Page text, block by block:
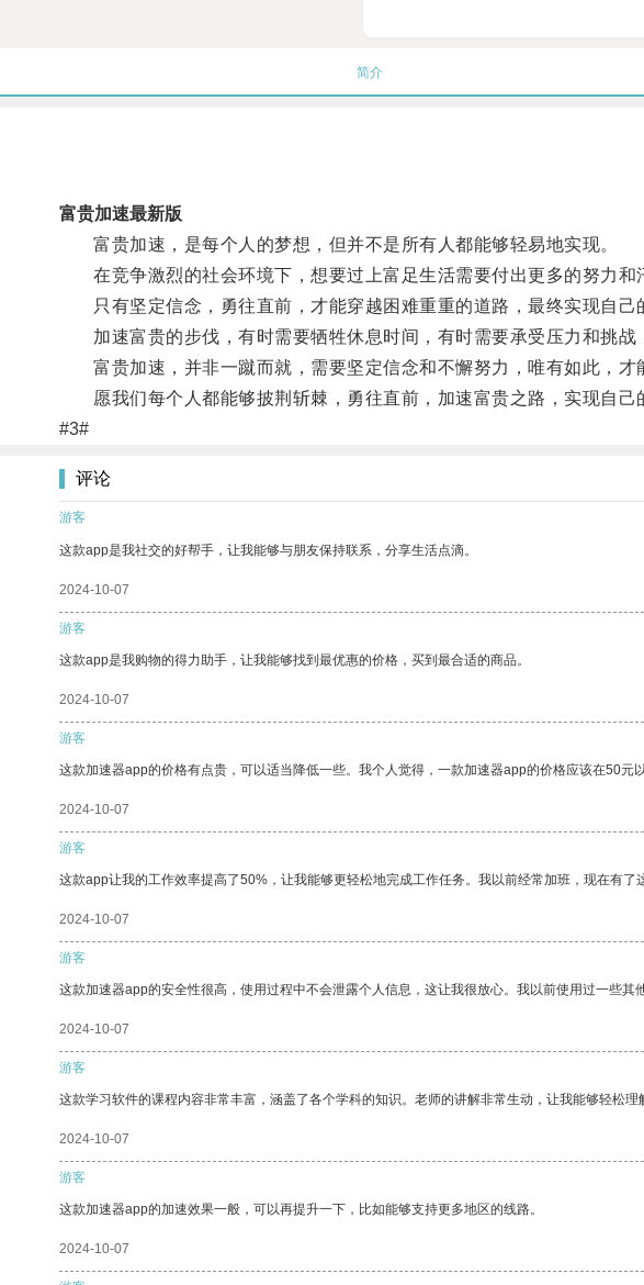
简介
富贵加速最新版
富贵加速，是每个人的梦想，但并不是所有人都能够轻易地实现。
在竞争激烈的社会环境下，想要过上富足生活需要付出更多的努力和
只有坚定信念，勇往直前，才能穿越困难重重的道路，最终实现自己
加速富贵的步伐，有时需要牺牲休息时间，有时需要承受压力和挑战
富贵加速，并非一蹴而就，需要坚定信念和不懈努力，唯有如此，才
愿我们每个人都能够披荆斩棘，勇往直前，加速富贵之路，实现自己
#3#
评论
游客
这款app是我社交的好帮手，让我能够与朋友保持联系，分享生活点滴。
2024-10-07
游客
这款app是我购物的得力助手，让我能够找到最优惠的价格，买到最合适的商品。
2024-10-07
游客
这款加速器app的价格有点贵，可以适当降低一些。我个人觉得，一款加速器app的价格应该在50元
2024-10-07
游客
这款app让我的工作效率提高了50%，让我能够更轻松地完成工作任务。我以前经常加班，现在有了
2024-10-07
游客
这款加速器app的安全性很高，使用过程中不会泄露个人信息，这让我很放心。我以前使用过一些其
2024-10-07
游客
这款学习软件的课程内容非常丰富，涵盖了各个学科的知识。老师的讲解非常生动，让我能够轻松理
2024-10-07
游客
这款加速器app的加速效果一般，可以再提升一下，比如能够支持更多地区的线路。
2024-10-07